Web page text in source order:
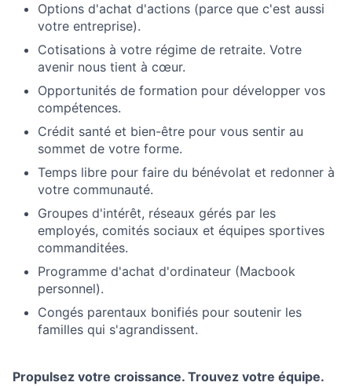
Options d'achat d'actions (parce que c'est aussi
votre entreprise).
Cotisations à votre régime de retraite. Votre
avenir nous tient à cœur.
Opportunités de formation pour développer vos
compétences.
Crédit santé et bien-être pour vous sentir au
sommet de votre forme.
Temps libre pour faire du bénévolat et redonner à
votre communauté.
Groupes d'intérêt, réseaux gérés par les
employés, comités sociaux et équipes sportives
commanditées.
Programme d'achat d'ordinateur (Macbook
personnel).
Congés parentaux bonifiés pour soutenir les
familles qui s'agrandissent.
Propulsez votre croissance. Trouvez votre équipe.